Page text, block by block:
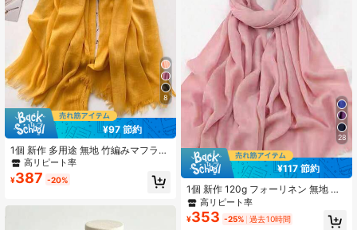
8
¥97 節約
1個 新作 多用途 無地 竹編みマフラ
ー/ショール レディース ドレス用
高リピート率
¥387 -20%
28
¥117 節約
1個 新作 120g フォーリネン 無地 タ
ッセル付きストール・ショール、ト
ラベルギフト、竹ニットラップ レデ
ィース用
高リピート率
¥353 -25% 過去10時間